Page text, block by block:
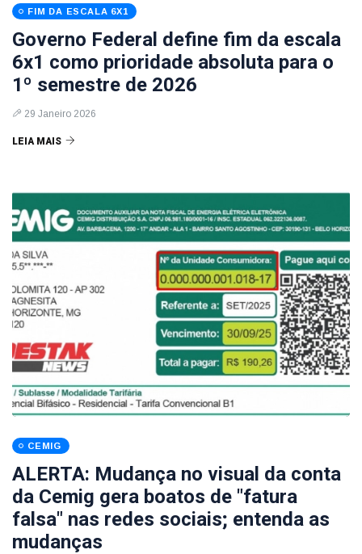
FIM DA ESCALA 6X1
Governo Federal define fim da escala
6x1 como prioridade absoluta para o
1º semestre de 2026
29 Janeiro 2026
LEIA MAIS
CEMIG
ALERTA: Mudança no visual da conta
da Cemig gera boatos de "fatura
falsa" nas redes sociais; entenda as
mudanças